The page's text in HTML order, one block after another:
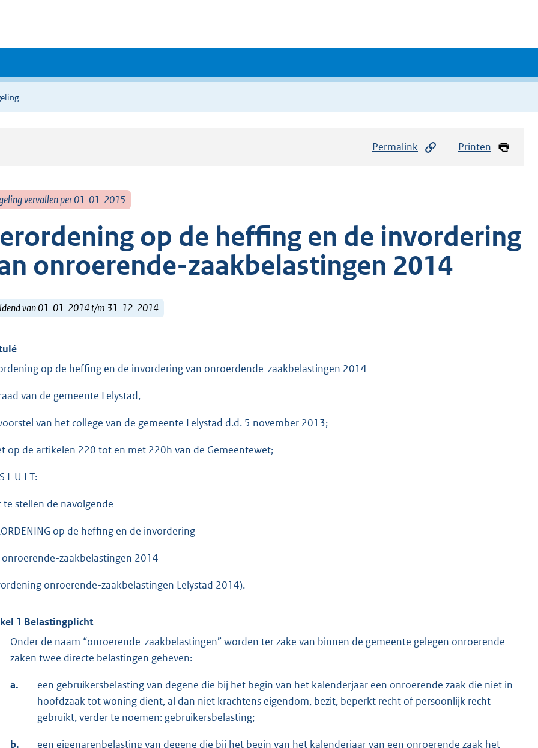
Permalink Printen
vervallen per 01-01-2015
op de heffing en de invordering
onroerende-zaakbelastingen 2014
van 01-01-2014 t/m 31-12-2014
op de heffing en de invordering van onroerdende-zaakbelastingen 2014
van de gemeente Lelystad,
van het college van de gemeente Lelystad d.d. 5 november 2013;
op de artikelen 220 tot en met 220h van de Gemeentewet;
L U I T:
te stellen de navolgende
op de heffing en de invordering
onroerende-zaakbelastingen 2014
onroerende-zaakbelastingen Lelystad 2014).
1 Belastingplicht
Onder de naam “onroerende-zaakbelastingen” worden ter zake van binnen de gemeente gelegen onroerende
zaken twee directe belastingen geheven:
a.
een gebruikersbelasting van degene die bij het begin van het kalenderjaar een onroerende zaak die niet in
hoofdzaak tot woning dient, al dan niet krachtens eigendom, bezit, beperkt recht of persoonlijk recht
gebruikt, verder te noemen: gebruikersbelasting;
b.
een eigenarenbelasting van degene die bij het begin van het kalenderjaar van een onroerende zaak het